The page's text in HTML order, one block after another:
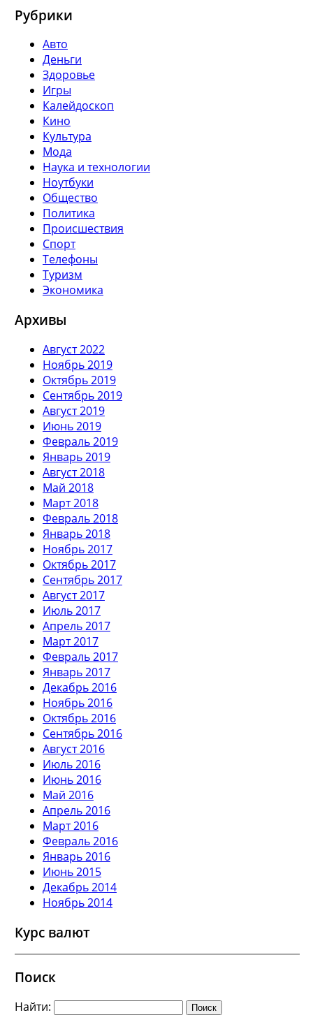
Рубрики
Авто
Деньги
Здоровье
Игры
Калейдоскоп
Кино
Культура
Мода
Наука и технологии
Ноутбуки
Общество
Политика
Происшествия
Спорт
Телефоны
Туризм
Экономика
Архивы
Август 2022
Ноябрь 2019
Октябрь 2019
Сентябрь 2019
Август 2019
Июнь 2019
Февраль 2019
Январь 2019
Август 2018
Май 2018
Март 2018
Февраль 2018
Январь 2018
Ноябрь 2017
Октябрь 2017
Сентябрь 2017
Август 2017
Июль 2017
Апрель 2017
Март 2017
Февраль 2017
Январь 2017
Декабрь 2016
Ноябрь 2016
Октябрь 2016
Сентябрь 2016
Август 2016
Июль 2016
Июнь 2016
Май 2016
Апрель 2016
Март 2016
Февраль 2016
Январь 2016
Июнь 2015
Декабрь 2014
Ноябрь 2014
Курс валют
Поиск
Найти: